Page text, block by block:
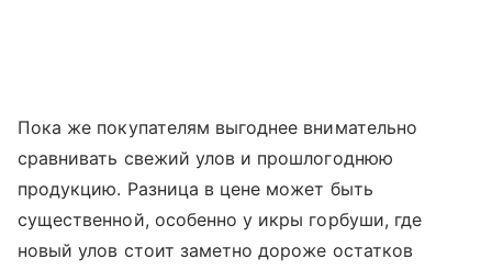
Пока же покупателям выгоднее внимательно
сравнивать свежий улов и прошлогоднюю
продукцию. Разница в цене может быть
существенной, особенно у икры горбуши, где
новый улов стоит заметно дороже остатков